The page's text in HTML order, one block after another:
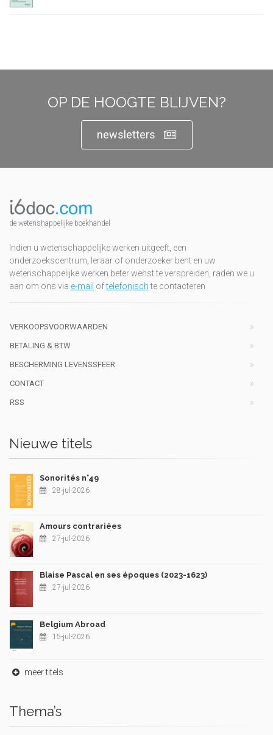
OP DE HOOGTE BLIJVEN?
newsletters
de wetenshappelijke boekhandel
Indien u wetenschappelijke werken uitgeeft, een
onderzoekscentrum, leraar of onderzoeker bent en uw
wetenschappelijke werken beter wenst te verspreiden, raden we u
aan om ons via e-mail oftelefonischte contacteren
VERKOOPSVOORWAARDEN
BETALING & BTW
BESCHERMING LEVENSSFEER
CONTACT
RSS
Nieuwe titels
Sonorités n°49
28-jul-2026
Amours contrariées
27-jul-2026
Blaise Pascal en ses époques (2023-1623)
27-jul-2026
Belgium Abroad
15-jul-2026
meer titels
Thema’s